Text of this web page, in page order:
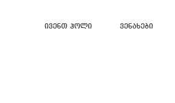
Ივენთ Ჰოლი Ვენახები